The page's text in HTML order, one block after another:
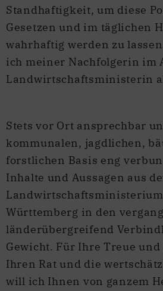
Standhaftigkeit, um diese
Gesetzen und im täglichen
wahrhaftig werden zu
ich meiner Nachfolgerin im
Landwirtschaftsministerin
Stets vor Ort ansprechbar
kommunalen, jagdlichen,
forstlichen Basis eng
Inhalte und Aussagen aus
Württemberg in den
länderübergreifend
Gewicht. Für Ihre Treue
Ihren Rat und die
will ich Ihnen von ganzem